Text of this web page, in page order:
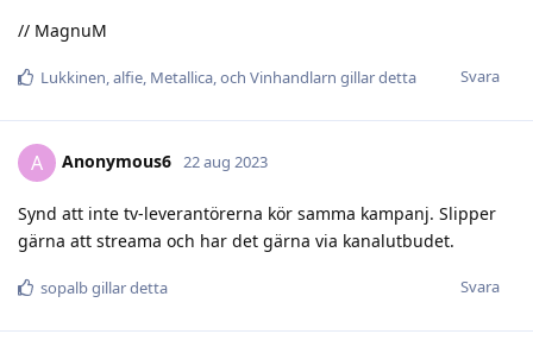
// MagnuM
Svara
Lukkinen,alfie, Metallica, och Vinhandlarn gillar detta
A Anonymous6 22 aug 2023
Synd att inte tv-leverantörerna kör samma kampanj. Slipper
gärna att streama och har det gärna via kanalutbudet.
Svara
sopalbgillar detta